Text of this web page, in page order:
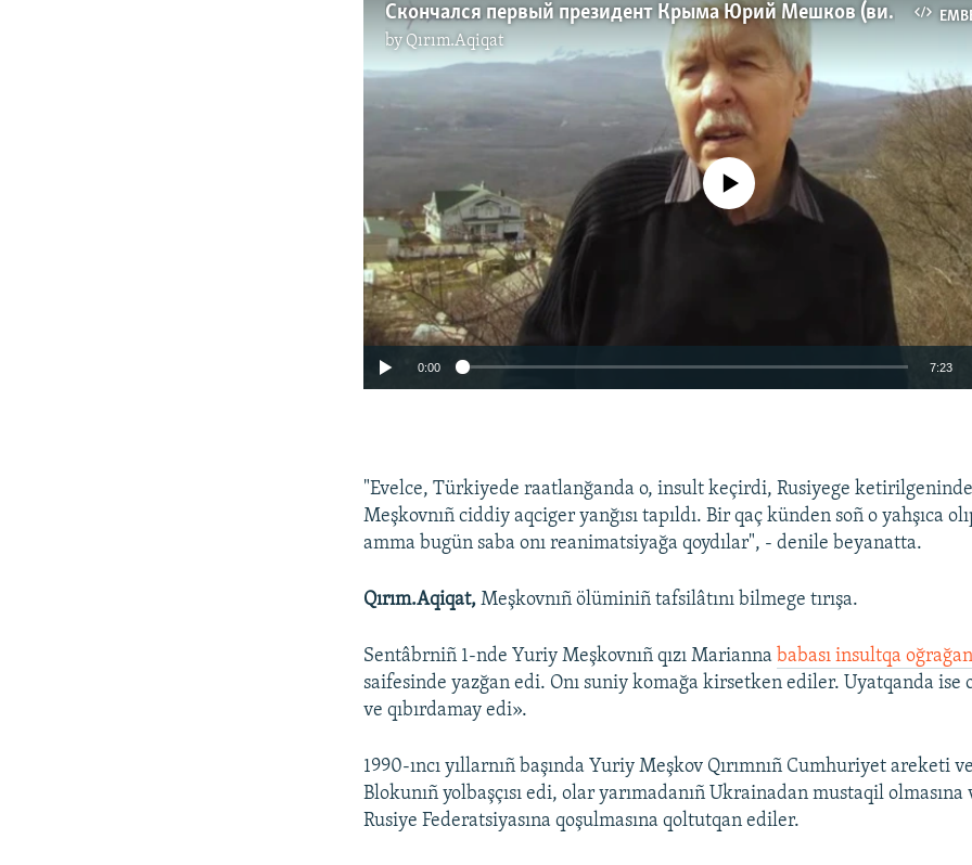
Скончался первый президент Крыма Юрий Мешков (видео)
by Qırım.Aqiqat
No media source currently available
0:00 7:23
"Evelce, Türkiyede raatlanğanda o, insult keçirdi, Rusiyege
Meşkovnıñ ciddiy aqciger yanğısı tapıldı. Bir qaç künden soñ o yahşıca
amma bugün saba onı reanimatsiyağa qoydılar", - denile beyanatta.
Qırım.Aqiqat,Meşkovnıñ ölüminiñ tafsilâtını bilmege tırışa.
Sentâbrniñ 1-nde Yuriy Meşkovnıñ qızı Marianna babası insultqa
saifesinde yazğan edi. Onı suniy komağa kirsetken ediler. Uyatqanda ise
ve qıbırdamay edi».
1990-ıncı yıllarnıñ başında Yuriy Meşkov Qırımnıñ Cumhuriyet areketi
Blokunıñ yolbaşçısı edi, olar yarımadanıñ Ukrainadan mustaqil olmasına
Rusiye Federatsiyasına qoşulmasına qoltutqan ediler.